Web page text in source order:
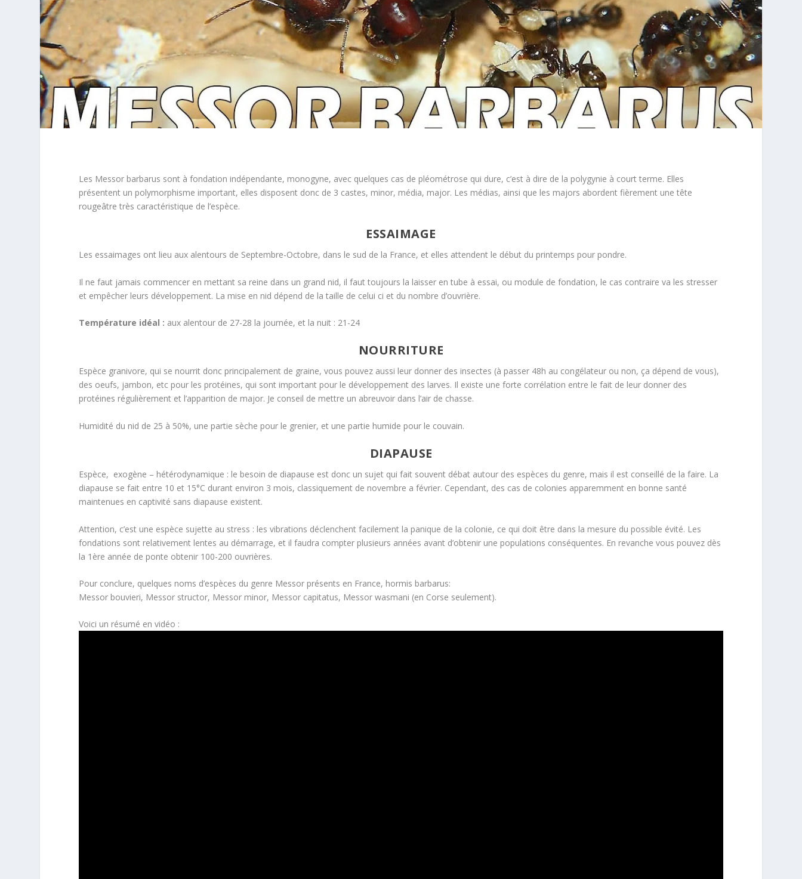
Les Messor barbarus sont à fondation indépendante, monogyne, avec quelques cas de pléométrose qui dure, c’est à dire de la polygynie à court terme. Elles
présentent un polymorphisme important, elles disposent donc de 3 castes, minor, média, major. Les médias, ainsi que les majors abordent fièrement une tête
rougeâtre très caractéristique de l’espèce.
ESSAIMAGE
Les essaimages ont lieu aux alentours de Septembre-Octobre, dans le sud de la France, et elles attendent le début du printemps pour pondre.
Il ne faut jamais commencer en mettant sa reine dans un grand nid, il faut toujours la laisser en tube à essai, ou module de fondation, le cas contraire va les stresser
et empêcher leurs développement. La mise en nid dépend de la taille de celui ci et du nombre d’ouvrière.
Température idéal : aux alentour de 27-28 la journée, et la nuit : 21-24
NOURRITURE
Espèce granivore, qui se nourrit donc principalement de graine, vous pouvez aussi leur donner des insectes (à passer 48h au congélateur ou non, ça dépend de vous),
des oeufs, jambon, etc pour les protéines, qui sont important pour le développement des larves. Il existe une forte corrélation entre le fait de leur donner des
protéines régulièrement et l’apparition de major. Je conseil de mettre un abreuvoir dans l’air de chasse.
Humidité du nid de 25 à 50%, une partie sèche pour le grenier, et une partie humide pour le couvain.
DIAPAUSE
Espèce, exogène – hétérodynamique : le besoin de diapause est donc un sujet qui fait souvent débat autour des espèces du genre, mais il est conseillé de la faire. La
diapause se fait entre 10 et 15°C durant environ 3 mois, classiquement de novembre a février. Cependant, des cas de colonies apparemment en bonne santé
maintenues en captivité sans diapause existent.
Attention, c’est une espèce sujette au stress : les vibrations déclenchent facilement la panique de la colonie, ce qui doit être dans la mesure du possible évité. Les
fondations sont relativement lentes au démarrage, et il faudra compter plusieurs années avant d’obtenir une populations conséquentes. En revanche vous pouvez dès
la 1ère année de ponte obtenir 100-200 ouvrières.
Pour conclure, quelques noms d’espèces du genre Messor présents en France, hormis barbarus:
Messor bouvieri, Messor structor, Messor minor, Messor capitatus, Messor wasmani (en Corse seulement).
Voici un résumé en vidéo :